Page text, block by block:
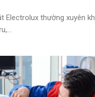
Electrolux thường xuyên